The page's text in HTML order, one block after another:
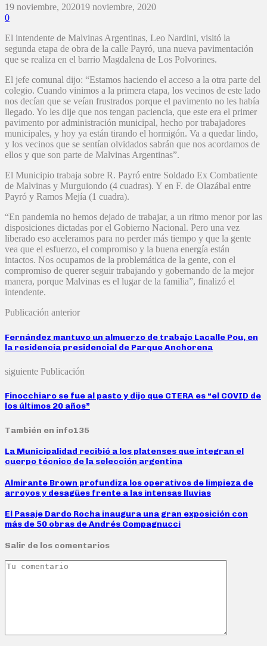
19 noviembre, 202019 noviembre, 2020
0
El intendente de Malvinas Argentinas, Leo Nardini, visitó la
segunda etapa de obra de la calle Payró, una nueva pavimentación
que se realiza en el barrio Magdalena de Los Polvorines.
El jefe comunal dijo: “Estamos haciendo el acceso a la otra parte del
colegio. Cuando vinimos a la primera etapa, los vecinos de este lado
nos decían que se veían frustrados porque el pavimento no les había
llegado. Yo les dije que nos tengan paciencia, que este era el primer
pavimento por administración municipal, hecho por trabajadores
municipales, y hoy ya están tirando el hormigón. Va a quedar lindo,
y los vecinos que se sentían olvidados sabrán que nos acordamos de
ellos y que son parte de Malvinas Argentinas”.
El Municipio trabaja sobre R. Payró entre Soldado Ex Combatiente
de Malvinas y Murguiondo (4 cuadras). Y en F. de Olazábal entre
Payró y Ramos Mejía (1 cuadra).
“En pandemia no hemos dejado de trabajar, a un ritmo menor por las
disposiciones dictadas por el Gobierno Nacional. Pero una vez
liberado eso aceleramos para no perder más tiempo y que la gente
vea que el esfuerzo, el compromiso y la buena energía están
intactos. Nos ocupamos de la problemática de la gente, con el
compromiso de querer seguir trabajando y gobernando de la mejor
manera, porque Malvinas es el lugar de la familia”, finalizó el
intendente.
Publicación anterior
Fernández mantuvo un almuerzo de trabajo Lacalle Pou, en
la residencia presidencial de Parque Anchorena
siguiente Publicación
Finocchiaro se fue al pasto y dijo que CTERA es “el COVID de
los últimos 20 años”
También en info135
La Municipalidad recibió a los platenses que integran el
cuerpo técnico de la selección argentina
Almirante Brown profundiza los operativos de limpieza de
arroyos y desagües frente a las intensas lluvias
El Pasaje Dardo Rocha inaugura una gran exposición con
más de 50 obras de Andrés Compagnucci
Salir de los comentarios